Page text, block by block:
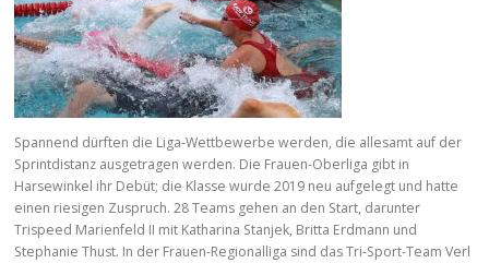
Spannend dürften die Liga-Wettbewerbe werden, die allesamt auf der
Sprintdistanz ausgetragen werden. Die Frauen-Oberliga gibt in
Harsewinkel ihr Debüt; die Klasse wurde 2019 neu aufgelegt und hatte
einen riesigen Zuspruch. 28 Teams gehen an den Start, darunter
Trispeed Marienfeld II mit Katharina Stanjek, Britta Erdmann und
Stephanie Thust. In der Frauen-Regionalliga sind das Tri-Sport-Team Verl